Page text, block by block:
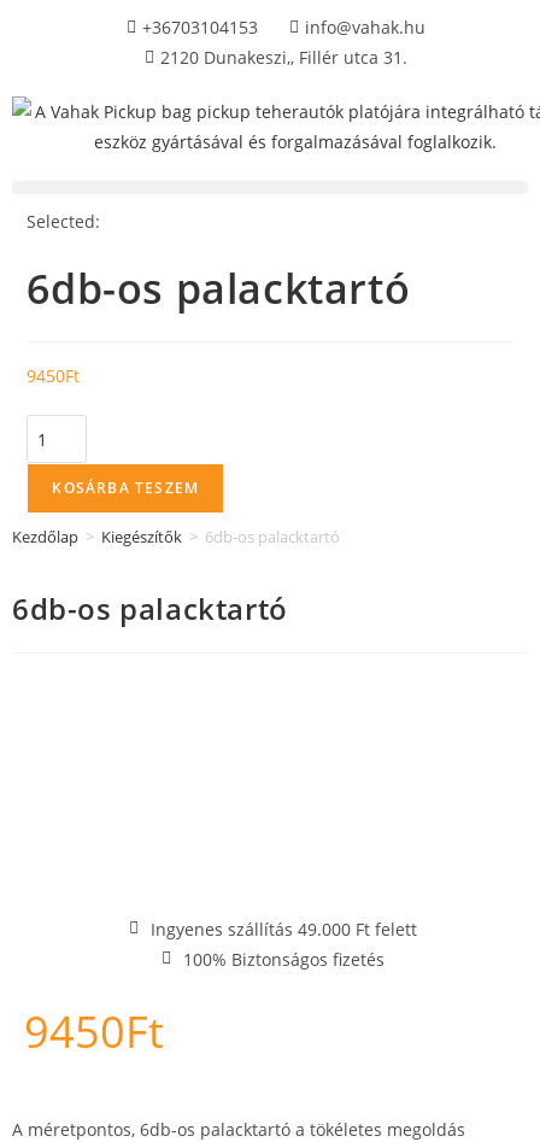
+36703104153
info@vahak.hu
2120 Dunakeszi,, Fillér utca 31.
Selected:
6db-os palacktartó
9450Ft
KOSÁRBA TESZEM
Kezdőlap > Kiegészítők > 6db-os palacktartó
6db-os palacktartó
Ingyenes szállítás 49.000 Ft felett
100% Biztonságos fizetés
9450Ft
A méretpontos, 6db-os palacktartó a tökéletes megoldás